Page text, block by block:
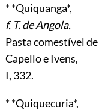
* *Quiquanga*,
f. T. de Angola.
Pasta comestível
Capello e Ivens,
I, 332.
* *Quiquecuria*,